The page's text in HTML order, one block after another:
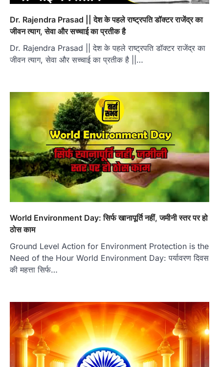
Dr. Rajendra Prasad || देश के पहले राष्ट्रपति डॉक्टर राजेंद्र का
जीवन त्याग, सेवा और सच्चाई का प्रतीक है
Dr. Rajendra Prasad || देश के पहले राष्ट्रपति डॉक्टर राजेंद्र का
जीवन त्याग, सेवा और सच्चाई का प्रतीक है ||…
World Environment Day: सिर्फ खानापूर्ति नहीं, जमीनी स्तर पर हो
ठोस काम
Ground Level Action for Environment Protection is the
Need of the Hour World Environment Day: पर्यावरण दिवस
की महत्ता सिर्फ…